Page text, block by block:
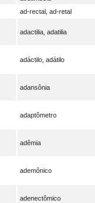
ad-rectal, ad-retal
adactilia, adatilia
adáctilo, adátilo
adansônia
adaptômetro
adêmia
ademônico
adenectômico